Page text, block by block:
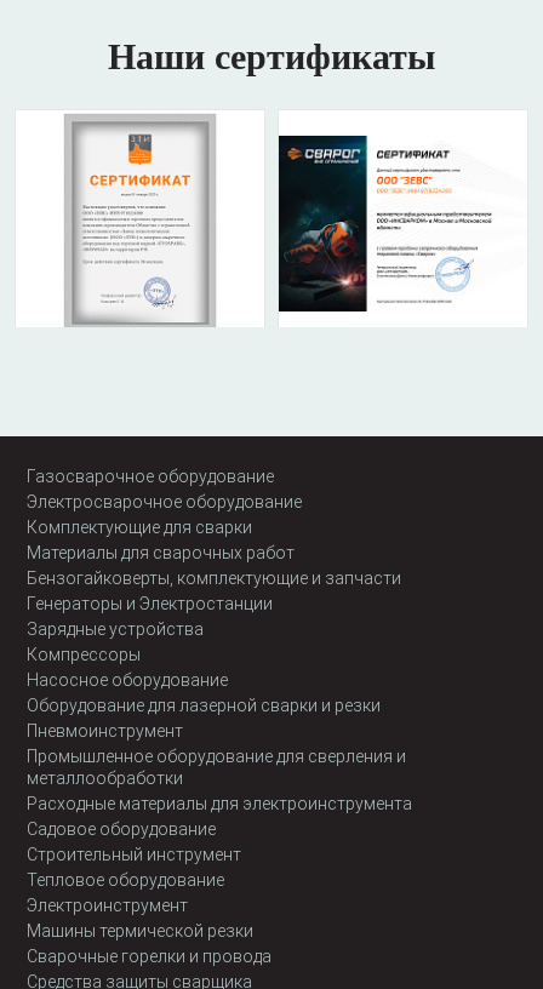
Наши сертификаты
Газосварочное оборудование
Электросварочное оборудование
Комплектующие для сварки
Материалы для сварочных работ
Бензогайковерты, комплектующие и запчасти
Генераторы и Электростанции
Зарядные устройства
Компрессоры
Насосное оборудование
Оборудование для лазерной сварки и резки
Пневмоинструмент
Промышленное оборудование для сверления и
металлообработки
Расходные материалы для электроинструмента
Садовое оборудование
Строительный инструмент
Тепловое оборудование
Электроинструмент
Машины термической резки
Сварочные горелки и провода
Средства защиты сварщика